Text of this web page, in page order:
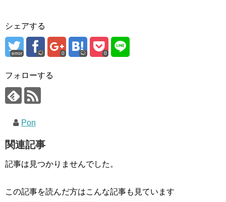
シェアする
error 0 0
フォローする
Pon
関連記事
記事は見つかりませんでした。
この記事を読んだ方はこんな記事も見ています